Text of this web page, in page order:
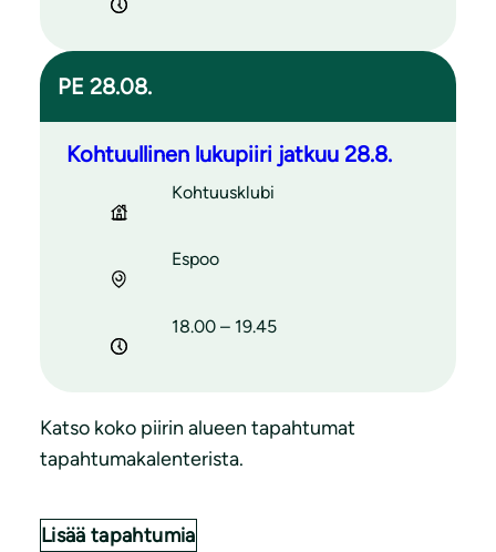
PE 28.08.
Kohtuullinen lukupiiri jatkuu 28.8.
Kohtuusklubi
Espoo
18.00 – 19.45
Katso koko piirin alueen tapahtumat
tapahtumakalenterista.
Lisää tapahtumia